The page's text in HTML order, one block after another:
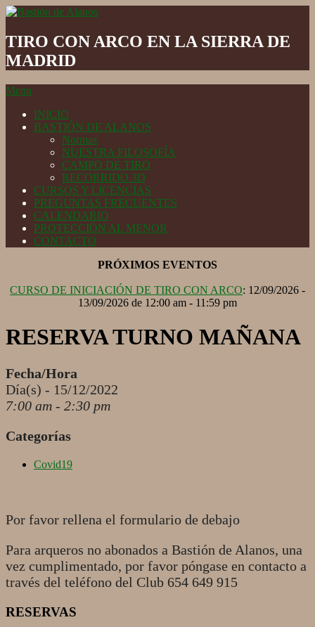
Skip
content
de
Alanos
TIRO CON ARCO EN LA SIERRA DE
MADRID
Secondary
Menu
Menu
INICIO
BASTIÓN DE ALANOS
Normas
NUESTRA FILOSOFÍA
CAMPO DE TIRO
RECORRIDO 3D
CURSOS Y LICENCIAS
PREGUNTAS FRECUENTES
CALENDARIO
PROTECCIÓN AL MENOR
CONTACTO
PRÓXIMOS EVENTOS
CURSO DE INICIACIÓN DE TIRO CON ARCO: 12/09/2026 -
13/09/2026 de 12:00 am - 11:59 pm
RESERVA TURNO MAÑANA
Fecha/Hora
Día(s) - 15/12/2022
7:00 am - 2:30 pm
Categorías
Covid19
Por favor rellena el formulario de debajo
Para arqueros no abonados a Bastión de Alanos, una
vez cumplimentado, por favor póngase en contacto a
través del teléfono del Club 654 649 915
RESERVAS